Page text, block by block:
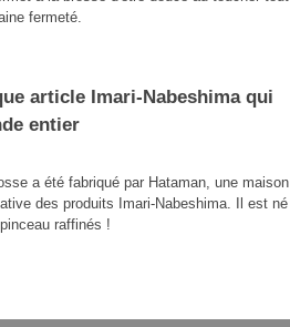
fermeté.
article Imari-Nabeshima qui
entier
a été fabriqué par Hataman, une maison
des produits Imari-Nabeshima. Il est né
raffinés !